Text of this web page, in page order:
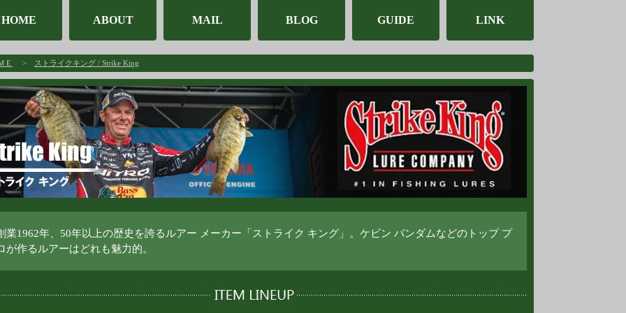
HOME ABOUT MAIL BLOG GUIDE LINK
Ｅ > ストライクキング / Strike King
業1962年、50年以上の歴史を誇るルアー メーカー「ストライク キング」。ケビン バンダムなどのトップ プ
が作るルアーはどれも魅力的。